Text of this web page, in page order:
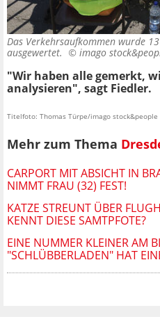
Das Verkehrsaufkommen wurde
ausgewertet. © imago
"Wir haben alle gemerkt,
analysieren", sagt Fiedler.
Titelfoto: Thomas Türpe/imago stock&people
Mehr zum Thema
CARPORT MIT ABSICHT IN
NIMMT FRAU (32) FEST!
KATZE STREUNT ÜBER
KENNT DIESE SAMTPFOTE?
EINE NUMMER KLEINER AM
"SCHLÜBBERLADEN" HAT